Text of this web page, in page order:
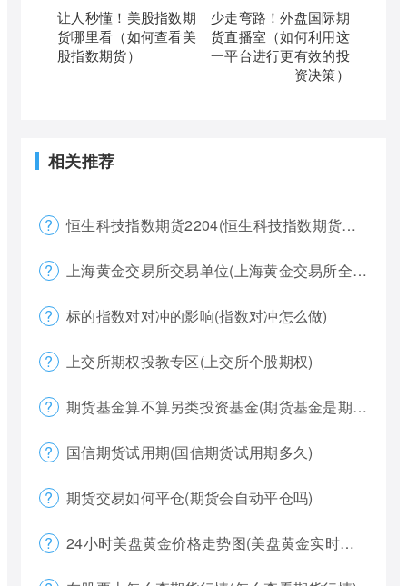
让人秒懂！美股指数期
货哪里看（如何查看美
股指数期货）
少走弯路！外盘国际期
货直播室（如何利用这
一平台进行更有效的投
资决策）
相关推荐
恒生科技指数期货2204(恒生科技指数期货夜盘)
上海黄金交易所交易单位(上海黄金交易所全称)
标的指数对对冲的影响(指数对冲怎么做)
上交所期权投教专区(上交所个股期权)
期货基金算不算另类投资基金(期货基金是期货还是基金)
国信期货试用期(国信期货试用期多久)
期货交易如何平仓(期货会自动平仓吗)
24小时美盘黄金价格走势图(美盘黄金实时行情怎么看)